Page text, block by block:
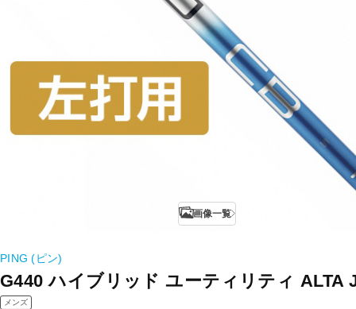
画像一覧
PING (ピン)
G440 ハイブリッド ユーティリティ ALTA
メンズ